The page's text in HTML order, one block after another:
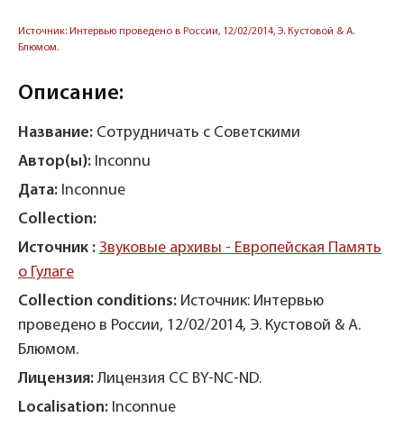
Источник: Интервью проведено в России, 12/02/2014, Э. Кустовой & А.
Блюмом.
Описание:
Название: Сотрудничать с Советскими
Автор(ы): Inconnu
Дата: Inconnue
Collection:
Источник : Звуковые архивы - Европейская Память
о Гулаге
Collection conditions: Источник: Интервью
проведено в России, 12/02/2014, Э. Кустовой & А.
Блюмом.
Лицензия: Лицензия CC BY-NC-ND.
Localisation: Inconnue